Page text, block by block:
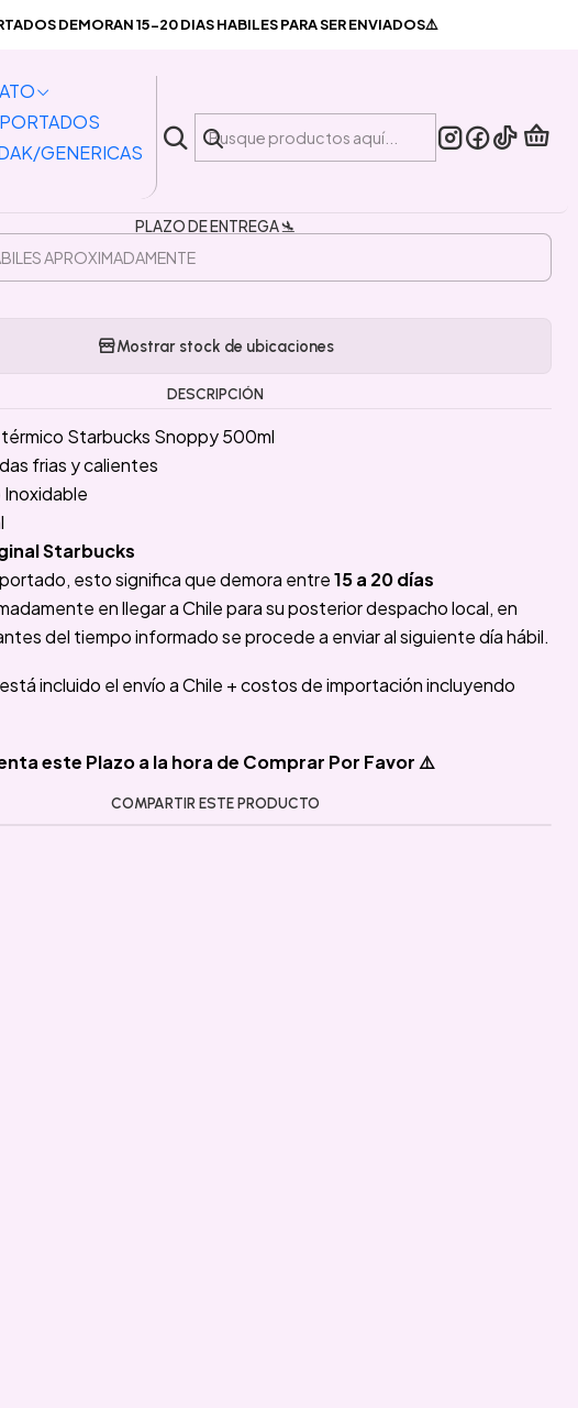
GENERICAS
DEMORAN 15-20 DIAS HABILES PARA SER ENVIADOS⚠️
Starbucks Snoppy 500ml
Vaso térmico Starbucks Snoppy
500ml
PLAZO DE ENTREGA 🛬
Mostrar stock de ubicaciones
DESCRIPCIÓN
Starbucks Snoppy 500ml
frias y calientes
Starbucks
esto significa que demora entre15 a 20 días
en llegar a Chile para su posterior despacho local, en
del tiempo informado se procede a enviar al siguiente día hábil.
incluido el envío a Chile + costos de importación incluyendo
este Plazo a la hora de Comprar Por Favor ⚠️
COMPARTIR ESTE PRODUCTO